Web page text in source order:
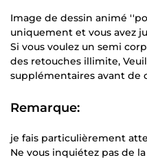
Image de dessin animé
uniquement et vous avez
Si vous voulez un semi
des retouches illimite,
supplémentaires avant de
Remarque:
je fais particulièrement
Ne vous inquiétez pas de